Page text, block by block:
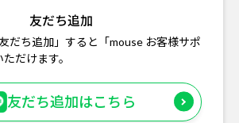
友だち追加
だち追加」すると「mouse お客様サポ
だけます。
友だち追加はこちら